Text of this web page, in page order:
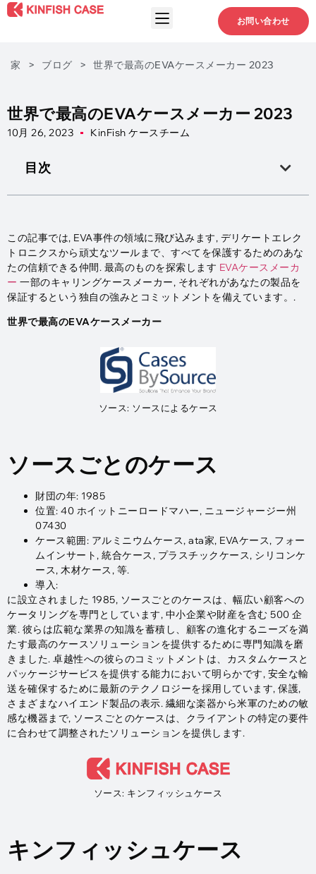
お問い合わせ
家 > ブログ > 世界で最高のEVAケースメーカー 2023
世界で最高のEVAケースメーカー 2023
10月 26, 2023 KinFish ケースチーム
目次
この記事では, EVA事件の領域に飛び込みます, デリケートエレク
トロニクスから頑丈なツールまで、すべてを保護するためのあな
たの信頼できる仲間. 最高のものを探索します EVAケースメーカ
ー 一部のキャリングケースメーカー, それぞれがあなたの製品を
保証するという独自の強みとコミットメントを備えています。.
世界で最高のEVAケースメーカー
ソース: ソースによるケース
ソースごとのケース
財団の年: 1985
位置: 40 ホイットニーロードマハー, ニュージャージー州
07430
ケース範囲: アルミニウムケース, ata家, EVAケース, フォー
ムインサート, 統合ケース, プラスチックケース, シリコンケ
ース, 木材ケース, 等.
導入:
に設立されました 1985, ソースごとのケースは、幅広い顧客への
ケータリングを専門としています, 中小企業や財産を含む 500 企
業. 彼らは広範な業界の知識を蓄積し、顧客の進化するニーズを満
たす最高のケースソリューションを提供するために専門知識を磨
きました. 卓越性への彼らのコミットメントは、カスタムケースと
パッケージサービスを提供する能力において明らかです, 安全な輸
送を確保するために最新のテクノロジーを採用しています, 保護,
さまざまなハイエンド製品の表示. 繊細な楽器から米軍のための敏
感な機器まで, ソースごとのケースは、クライアントの特定の要件
に合わせて調整されたソリューションを提供します.
ソース: キンフィッシュケース
キンフィッシュケース